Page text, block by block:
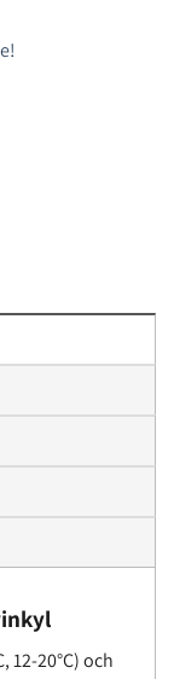
12-20°C) och